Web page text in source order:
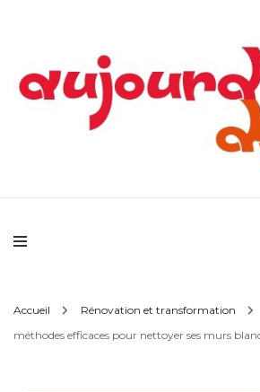
Aujourd'hui
Accueil Rénovation et transformation
méthodes efficaces pour nettoyer ses murs